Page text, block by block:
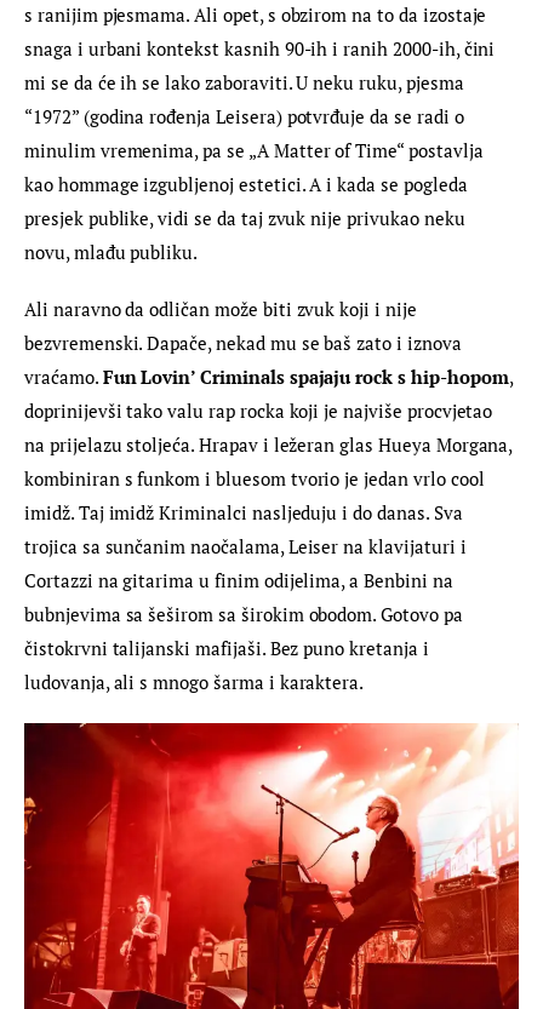
s ranijim pjesmama. Ali opet, s obzirom na to da izostaje
snaga i urbani kontekst kasnih 90-ih i ranih 2000-ih, čini
mi se da će ih se lako zaboraviti. U neku ruku, pjesma
“1972” (godina rođenja Leisera) potvrđuje da se radi o
minulim vremenima, pa se „A Matter of Time“ postavlja
kao hommage izgubljenoj estetici. A i kada se pogleda
presjek publike, vidi se da taj zvuk nije privukao neku
novu, mlađu publiku.
Ali naravno da odličan može biti zvuk koji i nije
bezvremenski. Dapače, nekad mu se baš zato i iznova
vraćamo. Fun Lovin’ Criminals spajaju rock s hip-hopom,
doprinijevši tako valu rap rocka koji je najviše procvjetao
na prijelazu stoljeća. Hrapav i ležeran glas Hueya Morgana,
kombiniran s funkom i bluesom tvorio je jedan vrlo cool
imidž. Taj imidž Kriminalci nasljeduju i do danas. Sva
trojica sa sunčanim naočalama, Leiser na klavijaturi i
Cortazzi na gitarima u finim odijelima, a Benbini na
bubnjevima sa šeširom sa širokim obodom. Gotovo pa
čistokrvni talijanski mafijaši. Bez puno kretanja i
ludovanja, ali s mnogo šarma i karaktera.